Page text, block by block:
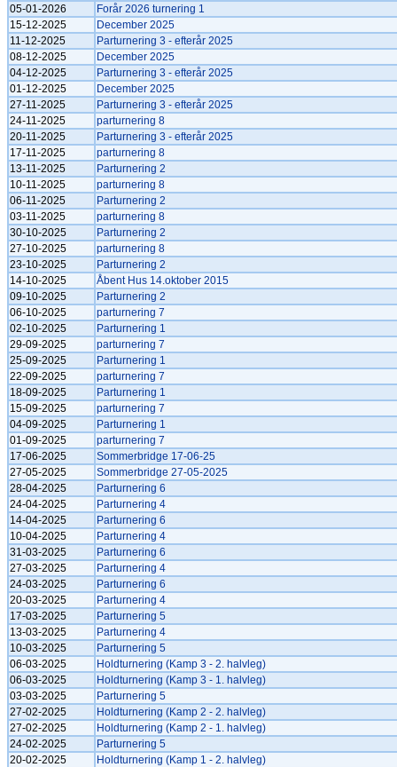
05-01-2026
Forår 2026 turnering 1
15-12-2025
December 2025
11-12-2025
Parturnering 3 - efterår 2025
08-12-2025
December 2025
04-12-2025
Parturnering 3 - efterår 2025
01-12-2025
December 2025
27-11-2025
Parturnering 3 - efterår 2025
24-11-2025
parturnering 8
20-11-2025
Parturnering 3 - efterår 2025
17-11-2025
parturnering 8
13-11-2025
Parturnering 2
10-11-2025
parturnering 8
06-11-2025
Parturnering 2
03-11-2025
parturnering 8
30-10-2025
Parturnering 2
27-10-2025
parturnering 8
23-10-2025
Parturnering 2
14-10-2025
Åbent Hus 14.oktober 2015
09-10-2025
Parturnering 2
06-10-2025
parturnering 7
02-10-2025
Parturnering 1
29-09-2025
parturnering 7
25-09-2025
Parturnering 1
22-09-2025
parturnering 7
18-09-2025
Parturnering 1
15-09-2025
parturnering 7
04-09-2025
Parturnering 1
01-09-2025
parturnering 7
17-06-2025
Sommerbridge 17-06-25
27-05-2025
Sommerbridge 27-05-2025
28-04-2025
Parturnering 6
24-04-2025
Parturnering 4
14-04-2025
Parturnering 6
10-04-2025
Parturnering 4
31-03-2025
Parturnering 6
27-03-2025
Parturnering 4
24-03-2025
Parturnering 6
20-03-2025
Parturnering 4
17-03-2025
Parturnering 5
13-03-2025
Parturnering 4
10-03-2025
Parturnering 5
06-03-2025
Holdturnering (Kamp 3 - 2. halvleg)
06-03-2025
Holdturnering (Kamp 3 - 1. halvleg)
03-03-2025
Parturnering 5
27-02-2025
Holdturnering (Kamp 2 - 2. halvleg)
27-02-2025
Holdturnering (Kamp 2 - 1. halvleg)
24-02-2025
Parturnering 5
20-02-2025
Holdturnering (Kamp 1 - 2. halvleg)